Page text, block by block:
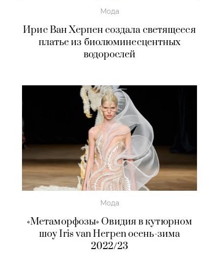
Мода
Ирис Ван Хeрпен создала светящееся
платье из биолюминесцентных
водорослей
Мода
«Метаморфозы» Овидия в кутюрном
шоу Iris van Herpen осень-зима
2022/23